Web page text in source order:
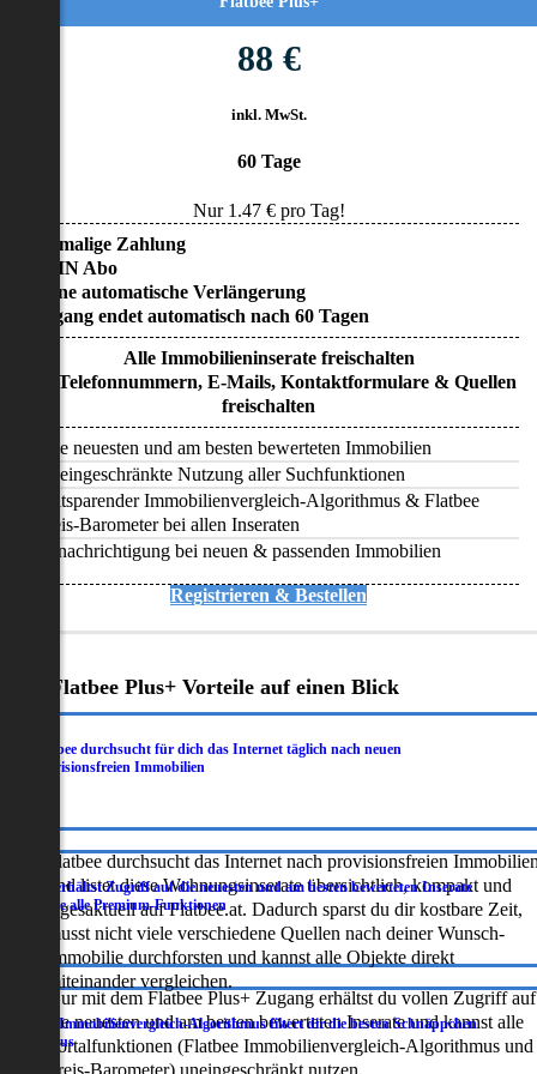
88 €
inkl. MwSt.
60 Tage
Nur 1.47€ pro Tag!
• Einmalige Zahlung
• KEIN Abo
• Keine automatische Verlängerung
• Zugang endet automatisch nach 60 Tagen
Alle Immobilieninserate freischalten
Alle Telefonnummern, E-Mails, Kontaktformulare & Quellen
freischalten
Alle neuesten und am besten bewerteten Immobilien
Uneingeschränkte Nutzung aller Suchfunktionen
Zeitsparender Immobilienvergleich-Algorithmus & Flatbee
Preis-Barometer bei allen Inseraten
Benachrichtigung bei neuen & passenden Immobilien
Registrieren & Bestellen
Flatbee Plus+ Vorteile auf einen Blick
Flatbee durchsucht für dich das Internet täglich nach neuen
provisionsfreien Immobilien
Flatbee durchsucht das Internet nach provisionsfreien
und listet diese Wohnungsinserate übersichtlich, kompakt und
tagesaktuell auf Flatbee.at. Dadurch sparst du dir kostbare Zeit,
musst nicht viele verschiedene Quellen nach deiner Wunsch-
Immobilie durchforsten und kannst alle Objekte direkt
miteinander vergleichen.
Du erhältst Zugriff auf die neuesten und am besten bewerteten Inserate
sowie alle Premium-Funktionen
Nur mit dem Flatbee Plus+ Zugang erhältst du vollen Zugriff auf
die neuesten und am besten bewerteten Inserate und kannst alle
Portalfunktionen (Flatbee Immobilienvergleich-Algorithmus und
Der Immobilienvergleich-Algorithmus filtert dir die besten Schnäppchen
heraus